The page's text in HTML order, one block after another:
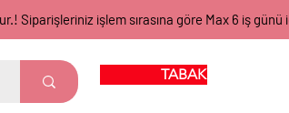
işlem sırasına göre Max 6 iş
TABAK BARDAK